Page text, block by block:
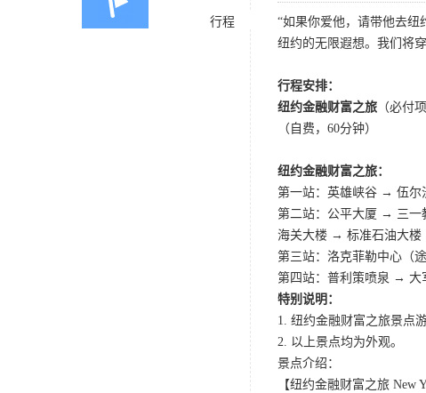
行程
“如果你爱他，请带他去
纽约的无限遐想。我们将
行程安排：
纽约金融财富之旅 （必付
（自费，60分钟）
纽约金融财富之旅：
第一站：英雄峡谷 → 伍尔
第二站：公平大厦 → 三
海关大楼 → 标准石油大
第三站：洛克菲勒中心（
第四站：普利策喷泉 →
特别说明：
1. 纽约金融财富之旅景点
2. 以上景点均为外观。
景点介绍：
【纽约金融财富之旅 New